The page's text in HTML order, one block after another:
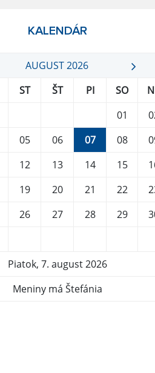
KALENDÁR
AUGUST 2026
ST ŠT PI SO
01
05 06 07 08
12 13 14 15
19 20 21 22
26 27 28 29
Piatok, 7. august 2026
Meniny má Štefánia